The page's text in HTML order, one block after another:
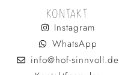
KONTAKT
Instagram
WhatsApp
info@hof-sinnvoll.de